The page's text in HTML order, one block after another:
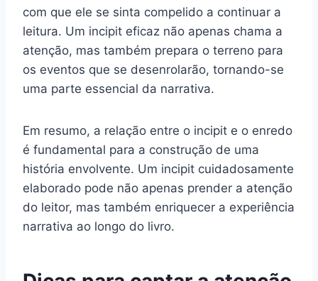
com que ele se sinta compelido a continuar a
leitura. Um incipit eficaz não apenas chama a
atenção, mas também prepara o terreno para
os eventos que se desenrolarão, tornando-se
uma parte essencial da narrativa.
Em resumo, a relação entre o incipit e o enredo
é fundamental para a construção de uma
história envolvente. Um incipit cuidadosamente
elaborado pode não apenas prender a atenção
do leitor, mas também enriquecer a experiência
narrativa ao longo do livro.